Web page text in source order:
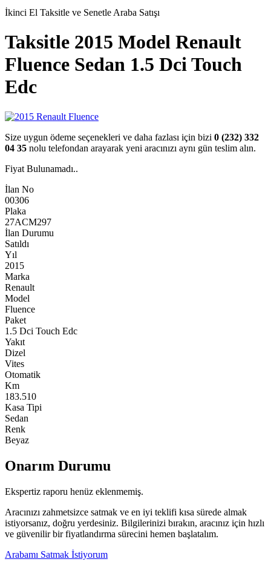
İkinci El Taksitle ve Senetle Araba Satışı
Taksitle 2015 Model Renault
Fluence Sedan 1.5 Dci Touch
Edc
Size uygun ödeme seçenekleri ve daha fazlası için bizi 0 (232) 332
04 35 nolu telefondan arayarak yeni aracınızı aynı gün teslim alın.
Fiyat Bulunamadı..
İlan No
00306
Plaka
27ACM297
İlan Durumu
Satıldı
Yıl
2015
Marka
Renault
Model
Fluence
Paket
1.5 Dci Touch Edc
Yakıt
Dizel
Vites
Otomatik
Km
183.510
Kasa Tipi
Sedan
Renk
Beyaz
Onarım Durumu
Ekspertiz raporu henüz eklenmemiş.
Aracınızı zahmetsizce satmak ve en iyi teklifi kısa sürede almak
istiyorsanız, doğru yerdesiniz. Bilgilerinizi bırakın, aracınız için hızlı
ve güvenilir bir fiyatlandırma sürecini hemen başlatalım.
Arabamı Satmak İstiyorum